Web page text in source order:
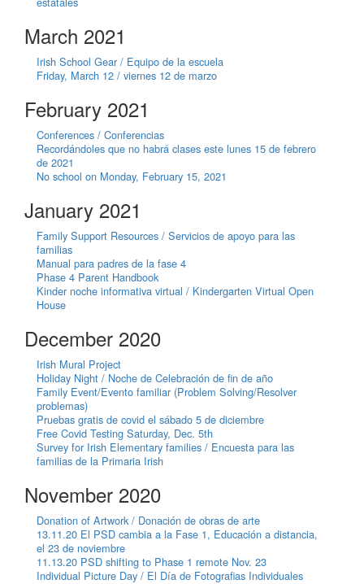
March 2021
Irish School Gear / Equipo de la escuela
Friday, March 12 / viernes 12 de marzo
February 2021
Conferences / Conferencias
Recordándoles que no habrá clases este lunes 15 de febrero
de 2021
No school on Monday, February 15, 2021
January 2021
Family Support Resources / Servicios de apoyo para las
familias
Manual para padres de la fase 4
Phase 4 Parent Handbook
Kinder noche informativa virtual / Kindergarten Virtual Open
House
December 2020
Irish Mural Project
Holiday Night / Noche de Celebración de fin de año
Family Event/Evento familiar (Problem Solving/Resolver
problemas)
Pruebas gratis de covid el sábado 5 de diciembre
Free Covid Testing Saturday, Dec. 5th
Survey for Irish Elementary families / Encuesta para las
familias de la Primaria Irish
November 2020
Donation of Artwork / Donación de obras de arte
13.11.20 El PSD cambia a la Fase 1, Educación a distancia,
el 23 de noviembre
11.13.20 PSD shifting to Phase 1 remote Nov. 23
Individual Picture Day / El Día de Fotografias Individuales